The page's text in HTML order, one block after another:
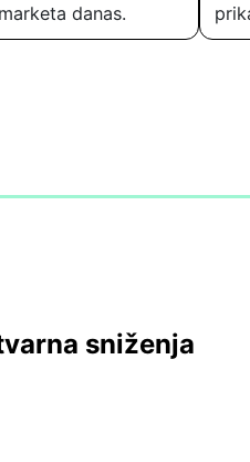
danas.
sniženja